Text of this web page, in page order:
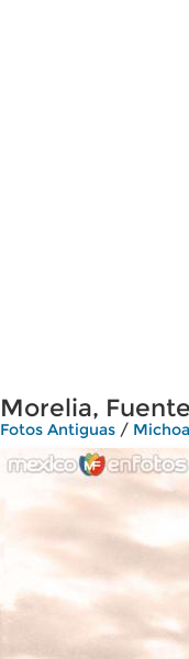
Morelia,
Fotos Antiguas /